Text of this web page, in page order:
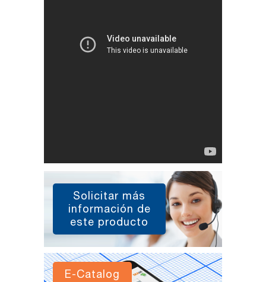
Solicitar más
información de
este producto
E-Catalog